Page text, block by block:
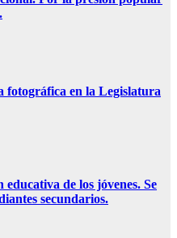
fotográfica en la Legislatura
de los jóvenes. Se
secundarios.